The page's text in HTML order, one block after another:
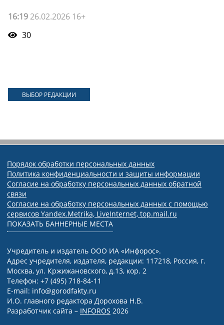
16:19 26.02.2026 16+
30
ВЫБОР РЕДАКЦИИ
Порядок обработки персональных данных
Политика конфиденциальности и защиты информации
Согласие на обработку персональных данных обратной
связи
Согласие на обработку персональных данных с помощью
сервисов Yandex.Metrika, LiveInternet, top.mail.ru
ПОКАЗАТЬ БАННЕРНЫЕ МЕСТА
Учредитель и издатель ООО ИА «Инфорос».
Адрес учредителя, издателя, редакции: 117218, Россия, г.
Москва, ул. Кржижановского, д.13, кор. 2
Телефон: +7 (495) 718-84-11
E-mail: info@gorodfakty.ru
И.О. главного редактора Дорохова Н.В.
Разработчик сайта – INFOROS 2026